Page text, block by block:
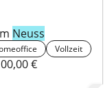
Neuss
Vollzeit
€